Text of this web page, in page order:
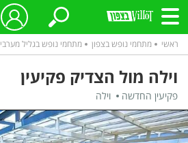
ראשי מתחמי נופש בצפון מתחמי נופש בגליל מערבי
וילה מול הצדיק פקיעין
פקיעין החדשה וילה